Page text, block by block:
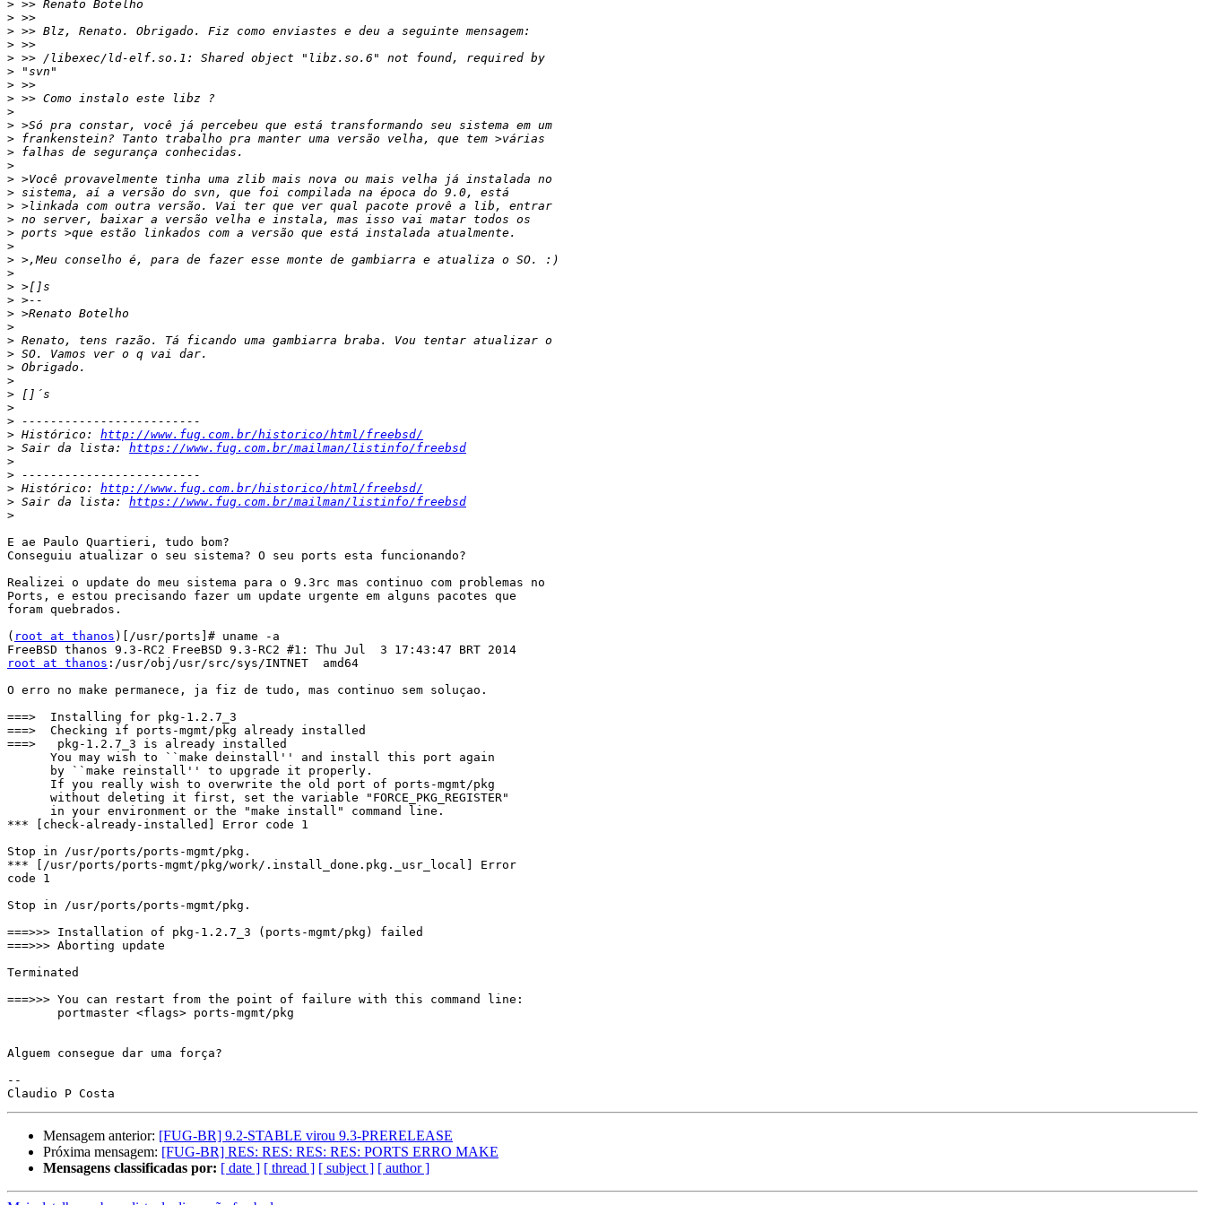
>
>
>
>
>
>
>
>
>
>
>
>
>
>
>
>
>
>
>
>
>
>
>
>
>
>
>
>
>
>
>
>
> Histórico: http://www.fug.com.br/historico/html/freebsd/
> Sair da lista: https://www.fug.com.br/mailman/listinfo/freebsd
>
>
> Histórico: http://www.fug.com.br/historico/html/freebsd/
> Sair da lista: https://www.fug.com.br/mailman/listinfo/freebsd
>
E ae Paulo Quartieri, tudo bom?
Conseguiu atualizar o seu sistema? O seu ports esta funcionando?
Realizei o update do meu sistema para o 9.3rc mas continuo com problemas no
Ports, e estou precisando fazer um update urgente em alguns pacotes que
foram quebrados.
( root at thanos )[/usr/ports]# uname -a
root at thanos :/usr/obj/usr/src/sys/INTNET  amd64
O erro no make permanece, ja fiz de tudo, mas continuo sem soluçao.
===>  Installing for pkg-1.2.7_3
===>  Checking if ports-mgmt/pkg already installed
===>   pkg-1.2.7_3 is already installed
      You may wish to ``make deinstall'' and install this port again
      by ``make reinstall'' to upgrade it properly.
      If you really wish to overwrite the old port of ports-mgmt/pkg
      without deleting it first, set the variable "FORCE_PKG_REGISTER"
      in your environment or the "make install" command line.
*** [check-already-installed] Error code 1
Stop in /usr/ports/ports-mgmt/pkg.
*** [/usr/ports/ports-mgmt/pkg/work/.install_done.pkg._usr_local] Error
code 1
Stop in /usr/ports/ports-mgmt/pkg.
===>>> Installation of pkg-1.2.7_3 (ports-mgmt/pkg) failed
===>>> Aborting update
Terminated
===>>> You can restart from the point of failure with this command line:
       portmaster <flags> ports-mgmt/pkg
Alguem consegue dar uma força?
--
Mensagem anterior: [FUG-BR] 9.2-STABLE virou 9.3-PRERELEASE
Próxima mensagem: [FUG-BR] RES: RES: RES: RES: PORTS ERRO MAKE
Mensagens classificadas por: [ date ] [ thread ] [ subject ] [ author ]